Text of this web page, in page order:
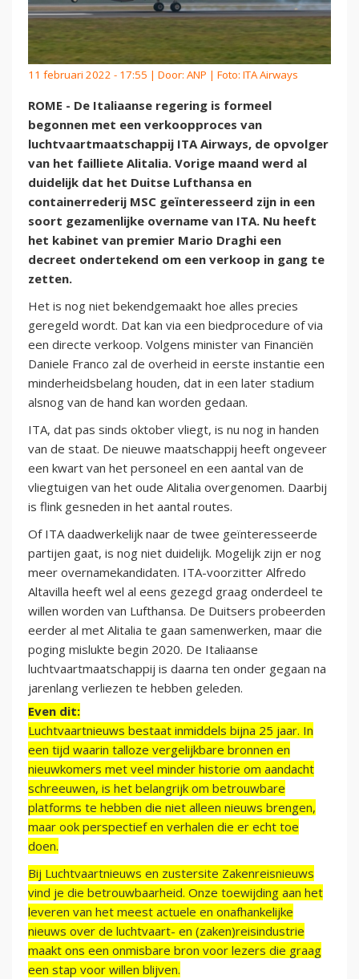
11 februari 2022 - 17:55 | Door: ANP | Foto: ITA Airways
ROME - De Italiaanse regering is formeel
begonnen met een verkoopproces van
luchtvaartmaatschappij ITA Airways, de opvolger
van het failliete Alitalia. Vorige maand werd al
duidelijk dat het Duitse Lufthansa en
containerrederij MSC geïnteresseerd zijn in een
soort gezamenlijke overname van ITA. Nu heeft
het kabinet van premier Mario Draghi een
decreet ondertekend om een verkoop in gang te
zetten.
Het is nog niet bekendgemaakt hoe alles precies
geregeld wordt. Dat kan via een biedprocedure of via
een directe verkoop. Volgens minister van Financiën
Daniele Franco zal de overheid in eerste instantie een
minderheidsbelang houden, dat in een later stadium
alsnog van de hand kan worden gedaan.
ITA, dat pas sinds oktober vliegt, is nu nog in handen
van de staat. De nieuwe maatschappij heeft ongeveer
een kwart van het personeel en een aantal van de
vliegtuigen van het oude Alitalia overgenomen. Daarbij
is flink gesneden in het aantal routes.
Of ITA daadwerkelijk naar de twee geïnteresseerde
partijen gaat, is nog niet duidelijk. Mogelijk zijn er nog
meer overnamekandidaten. ITA-voorzitter Alfredo
Altavilla heeft wel al eens gezegd graag onderdeel te
willen worden van Lufthansa. De Duitsers probeerden
eerder al met Alitalia te gaan samenwerken, maar die
poging mislukte begin 2020. De Italiaanse
luchtvaartmaatschappij is daarna ten onder gegaan na
jarenlang verliezen te hebben geleden.
Even dit:
Luchtvaartnieuws bestaat inmiddels bijna 25 jaar. In
een tijd waarin talloze vergelijkbare bronnen en
nieuwkomers met veel minder historie om aandacht
schreeuwen, is het belangrijk om betrouwbare
platforms te hebben die niet alleen nieuws brengen,
maar ook perspectief en verhalen die er echt toe
doen.
Bij Luchtvaartnieuws en zustersite Zakenreisnieuws
vind je die betrouwbaarheid. Onze toewijding aan het
leveren van het meest actuele en onafhankelijke
nieuws over de luchtvaart- en (zaken)reisindustrie
maakt ons een onmisbare bron voor lezers die graag
een stap voor willen blijven.